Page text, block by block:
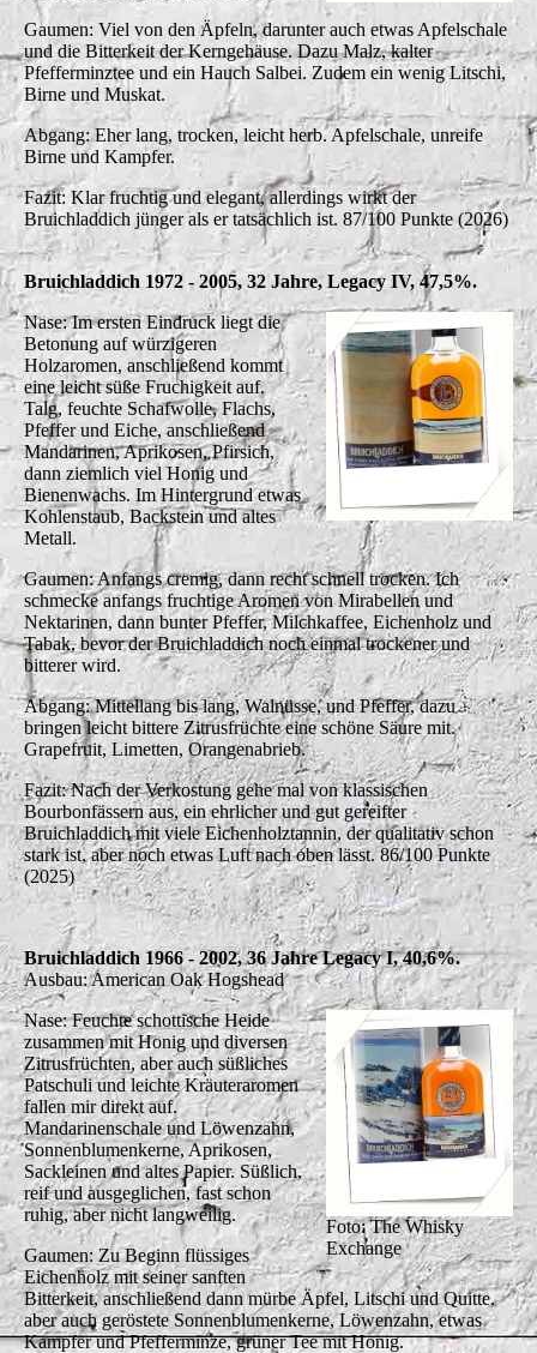
Gaumen: Viel von den Äpfeln, darunter auch etwas Apfelschale
und die Bitterkeit der Kerngehäuse. Dazu Malz, kalter
Pfefferminztee und ein Hauch Salbei. Zudem ein wenig Litschi,
Birne und Muskat.
Abgang: Eher lang, trocken, leicht herb. Apfelschale, unreife
Birne und Kampfer.
Fazit: Klar fruchtig und elegant, allerdings wirkt der
Bruichladdich jünger als er tatsächlich ist. 87/100 Punkte (2026)
Bruichladdich 1972 - 2005, 32 Jahre, Legacy IV, 47,5%.
Nase: Im ersten Eindruck liegt die
Betonung auf würzigeren
Holzaromen, anschließend kommt
eine leicht süße Fruchigkeit auf.
Talg, feuchte Schafwolle, Flachs,
Pfeffer und Eiche, anschließend
Mandarinen, Aprikosen, Pfirsich,
dann ziemlich viel Honig und
Bienenwachs. Im Hintergrund etwas
Kohlenstaub, Backstein und altes
Metall.
Gaumen: Anfangs cremig, dann recht schnell trocken. Ich
schmecke anfangs fruchtige Aromen von Mirabellen und
Nektarinen, dann bunter Pfeffer, Milchkaffee, Eichenholz und
Tabak, bevor der Bruichladdich noch einmal trockener und
bitterer wird.
Abgang: Mittellang bis lang, Walnüsse, und Pfeffer, dazu
bringen leicht bittere Zitrusfrüchte eine schöne Säure mit.
Grapefruit, Limetten, Orangenabrieb.
Fazit: Nach der Verkostung gehe mal von klassischen
Bourbonfässern aus, ein ehrlicher und gut gereifter
Bruichladdich mit viele Eichenholztannin, der qualitativ schon
stark ist, aber noch etwas Luft nach oben lässt. 86/100 Punkte
(2025)
Bruichladdich 1966 - 2002, 36 Jahre Legacy I, 40,6%.
Ausbau: American Oak Hogshead
Foto: The Whisky
Exchange
Nase: Feuchte schottische Heide
zusammen mit Honig und diversen
Zitrusfrüchten, aber auch süßliches
Patschuli und leichte Kräuteraromen
fallen mir direkt auf.
Mandarinenschale und Löwenzahn,
Sonnenblumenkerne, Aprikosen,
Sackleinen und altes Papier. Süßlich,
reif und ausgeglichen, fast schon
ruhig, aber nicht langweilig.
Gaumen: Zu Beginn flüssiges
Eichenholz mit seiner sanften
Bitterkeit, anschließend dann mürbe Äpfel, Litschi und Quitte,
aber auch geröstete Sonnenblumenkerne, Löwenzahn, etwas
Kampfer und Pfefferminze, grüner Tee mit Honig.